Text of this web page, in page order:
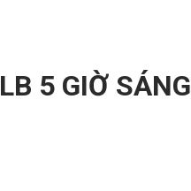
5 GIỜ SÁNG